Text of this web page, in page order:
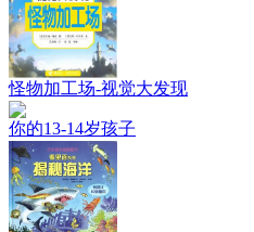
怪物加工场-视觉大发现
你的13-14岁孩子